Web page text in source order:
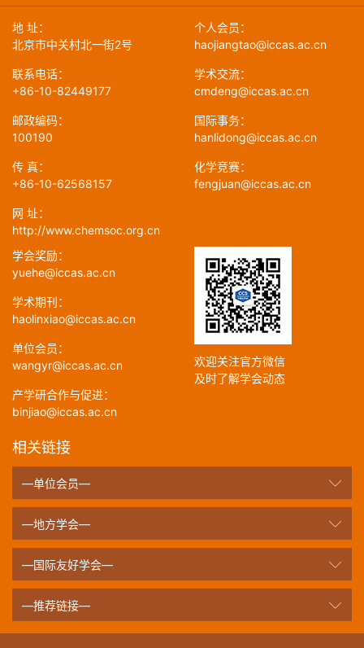
地 址：
北京市中关村北一街2号
联系电话：
+86-10-82449177
邮政编码：
100190
传 真：
+86-10-62568157
网 址：
http://www.chemsoc.org.cn
个人会员：
haojiangtao@iccas.ac.cn
学术交流：
cmdeng@iccas.ac.cn
国际事务：
hanlidong@iccas.ac.cn
化学竞赛：
fengjuan@iccas.ac.cn
学会奖励：
yuehe@iccas.ac.cn
学术期刊：
haolinxiao@iccas.ac.cn
单位会员：
wangyr@iccas.ac.cn
产学研合作与促进：
binjiao@iccas.ac.cn
欢迎关注官方微信
及时了解学会动态
相关链接
—单位会员—
—地方学会—
—国际友好学会—
—推荐链接—